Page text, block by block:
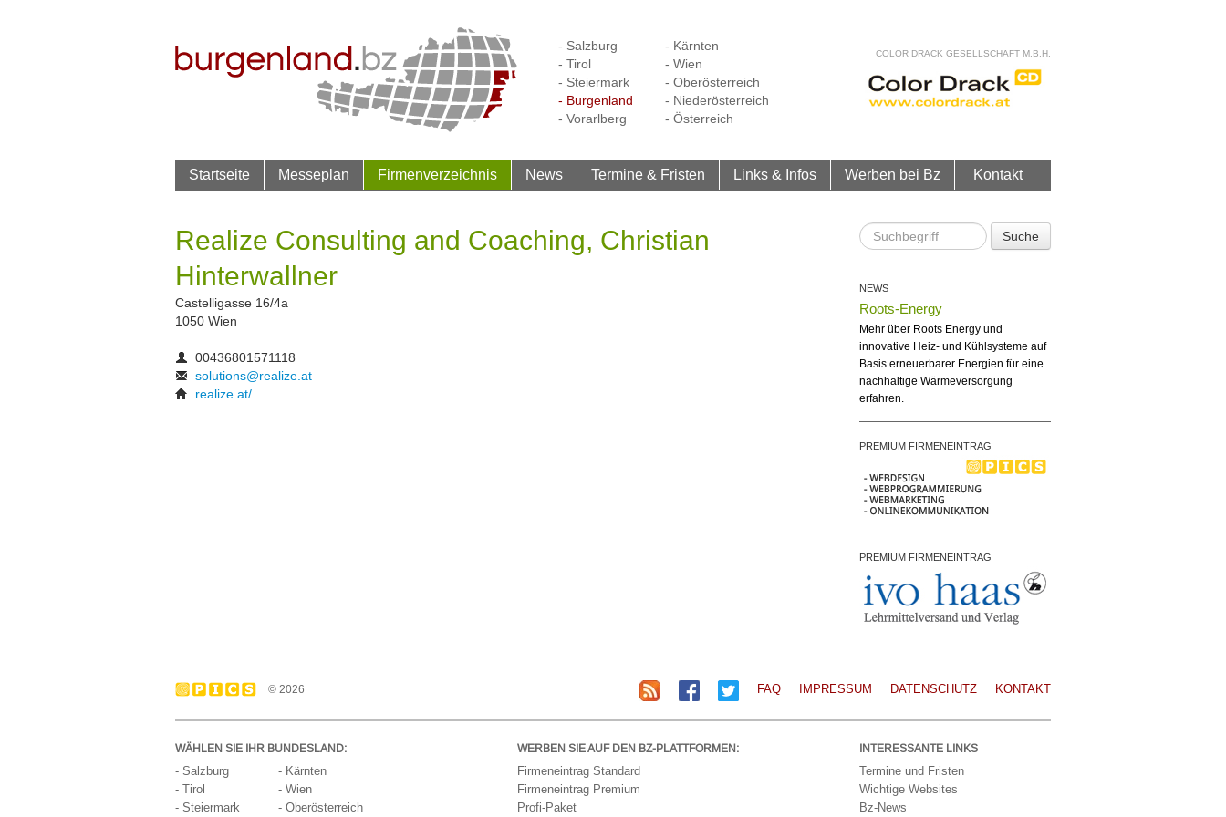
- Salzburg
- Tirol
- Steiermark
- Burgenland
- Vorarlberg
- Kärnten
- Wien
- Oberösterreich
- Niederösterreich
- Österreich
COLOR DRACK GESELLSCHAFT M.B.H.
Startseite Messeplan Firmenverzeichnis News Termine & Fristen Links & Infos Werben bei Bz Kontakt
Realize Consulting and Coaching, Christian
Hinterwallner
Castelligasse 16/4a
1050 Wien
00436801571118
solutions@realize.at
realize.at/
Suche
NEWS
Roots-Energy
Mehr über Roots Energy und
innovative Heiz- und Kühlsysteme auf
Basis erneuerbarer Energien für eine
nachhaltige Wärmeversorgung
erfahren.
PREMIUM FIRMENEINTRAG
PREMIUM FIRMENEINTRAG
© 2026 FAQ IMPRESSUM DATENSCHUTZ KONTAKT
WÄHLEN SIE IHR BUNDESLAND:
- Salzburg
- Tirol
- Steiermark
- Kärnten
- Wien
- Oberösterreich
WERBEN SIE AUF DEN BZ-PLATTFORMEN:
Firmeneintrag Standard
Firmeneintrag Premium
Profi-Paket
INTERESSANTE LINKS
Termine und Fristen
Wichtige Websites
Bz-News